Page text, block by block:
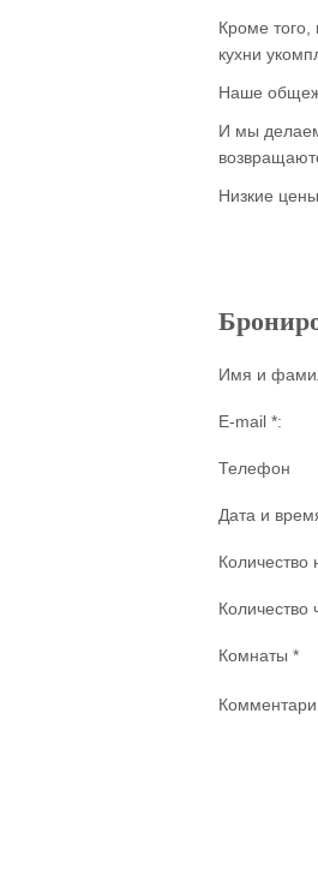
Кроме
кухни
Наше
И мы
Низкие
Имя и
E-mail *:
Телефон
Дата и
Количество
Количество
Комнаты *